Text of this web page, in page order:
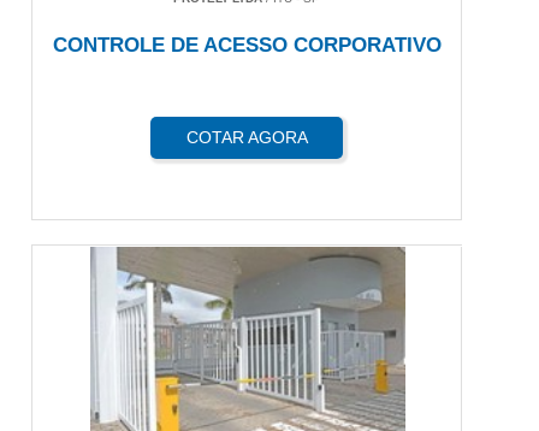
CONTROLE DE ACESSO CORPORATIVO
COTAR AGORA